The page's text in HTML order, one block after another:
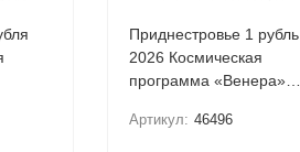
Приднестровье 1 рубль
2026 Космическая
программа «Венера»
Артикул: 46496